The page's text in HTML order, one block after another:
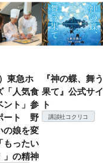
東急ホ
「人気食
ント」参
ート 野
の娘を変
もったい
」の精神
『神の蝶、舞う
果て』公式サイ
ト
講談社コクリコ